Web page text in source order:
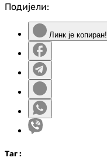
Подијели:
Линк је копиран!
Таг :